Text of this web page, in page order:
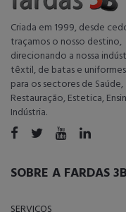
Criada em 1999, desde
traçamos o nosso destino,
direcionando a nossa
têxtil, de batas e
para os sectores de Saúde,
Restauração, Estetica,
Indústria.
SOBRE A FARDAS 3B